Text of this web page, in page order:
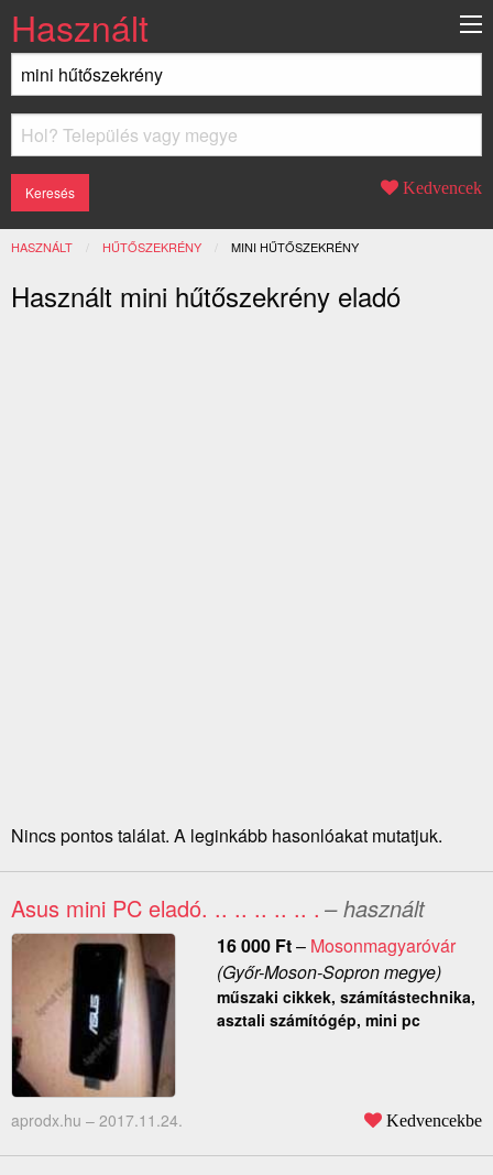
Használt
Kedvencek
HASZNÁLT HŰTŐSZEKRÉNY JELENLEGI:
MINI HŰTŐSZEKRÉNY
Használt mini hűtőszekrény eladó
Nincs pontos találat. A leginkább hasonlóakat mutatjuk.
Asus mini PC eladó. .. .. .. .. .. . – használt
16 000 Ft– Mosonmagyaróvár
(Győr-Moson-Sopron megye)
műszaki cikkek, számítástechnika,
asztali számítógép, mini pc
aprodx.hu – 2017.11.24. Kedvencekbe